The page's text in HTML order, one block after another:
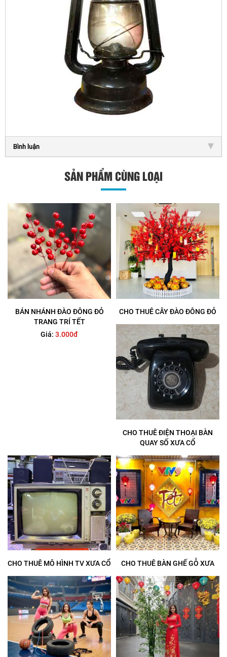
Bình luận
SẢN PHẨM CÙNG LOẠI
BÁN NHÁNH ĐÀO ĐÔNG ĐỎ
TRANG TRÍ TẾT
Giá: 3.000đ
CHO THUÊ CÂY ĐÀO ĐÔNG ĐỎ
CHO THUÊ ĐIỆN THOẠI BÀN
QUAY SỐ XƯA CỔ
CHO THUÊ MÔ HÌNH TV XƯA CỔ CHO THUÊ BÀN GHẾ GỖ XƯA